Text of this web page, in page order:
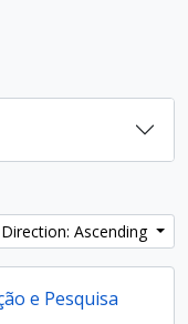
Direction: Ascending
e Pesquisa